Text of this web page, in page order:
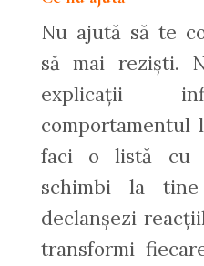
Nu ajută să te
să mai reziști.
explicații
faci o listă cu
schimbi la
declanșezi
transformi